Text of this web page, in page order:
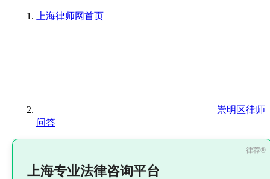
上海律师网首页
崇明区律师
问答
上海专业法律咨询平台